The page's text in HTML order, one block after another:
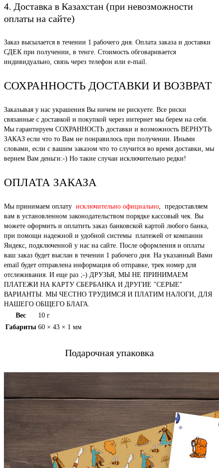
4. Доставка в Казахстан (при невозможности
оплаты на сайте)
Заказ высылается в течении 1 рабочего дня. Оплата заказа и доставки
СДЕК при получении, в тенге. Стоимость обговаривается
индивидуально, связь через телефон или e-mail.
СОХРАННОСТЬ ДОСТАВКИ И ВОЗВРАТ
Заказывая у нас украшения Вы ничем не рискуете. Все риски
связанные с доставкой и покупкой через интернет мы берем на себя.
Мы гарантируем СОХРАННОСТЬ доставки и возможность ВЕРНУТЬ
ЗАКАЗ если что то Вам не понравилось при получении. Иными
словами, если с вашим заказом что то случится во время доставки, мы
вернем Вам деньги:-) Но такие случаи исключительно редки!
ОПЛАТА ЗАКАЗА
Мы принимаем оплату исключительно официально, предоставляем
вам в установленном законодательством порядке кассовый чек. Вы
можете оформить и оплатить заказ банковской картой любого банка,
при помощи надежной и удобной системы платежей от компании
Яндекс, подключенной у нас на сайте. После оформления и оплаты
ваш заказ будет выслан в течении 1 рабочего дня. На указанный Вами
email будет отправлена информация об отправке, трек номер для
отслеживания. И еще раз ;-) ДРУЗЬЯ, МЫ НЕ ПРИНИМАЕМ
ПЛАТЕЖИ НА КАРТУ СБЕРБАНКА И ДРУГИЕ "СЕРЫЕ"
ВАРИАНТЫ. МЫ ЧЕСТНО ТРУДИМСЯ И ПЛАТИМ НАЛОГИ, ДЛЯ
НАШЕГО ОБЩЕГО БЛАГА.
Вес
10 г
Габариты 60 × 43 × 1 мм
Подарочная упаковка